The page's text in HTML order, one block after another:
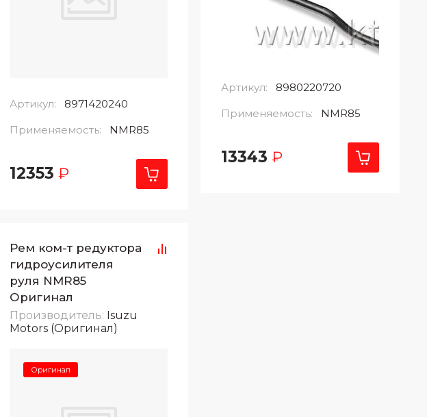
Артикул:
8971420240
Применяемость:
NMR85
12353 ₽
Артикул:
8980220720
Применяемость:
NMR85
13343 ₽
Рем ком-т редуктора
гидроусилителя
руля NMR85
Оригинал
Производитель: Isuzu
Motors (Оригинал)
Оригинал